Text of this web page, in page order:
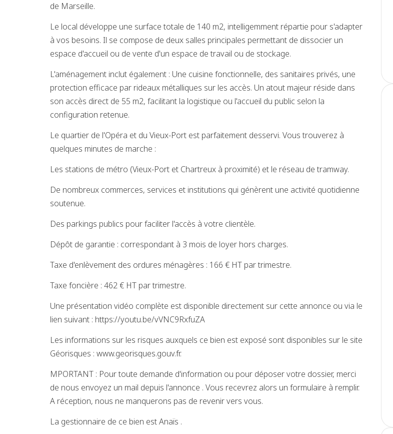
de Marseille.
Le local développe une surface totale de 140 m2, intelligemment répartie pour s'adapter
à vos besoins. Il se compose de deux salles principales permettant de dissocier un
espace d'accueil ou de vente d'un espace de travail ou de stockage.
L'aménagement inclut également : Une cuisine fonctionnelle, des sanitaires privés, une
protection efficace par rideaux métalliques sur les accès. Un atout majeur réside dans
son accès direct de 55 m2, facilitant la logistique ou l'accueil du public selon la
configuration retenue.
Le quartier de l'Opéra et du Vieux-Port est parfaitement desservi. Vous trouverez à
quelques minutes de marche :
Les stations de métro (Vieux-Port et Chartreux à proximité) et le réseau de tramway.
De nombreux commerces, services et institutions qui génèrent une activité quotidienne
soutenue.
Des parkings publics pour faciliter l'accès à votre clientèle.
Dépôt de garantie : correspondant à 3 mois de loyer hors charges.
Taxe d'enlèvement des ordures ménagères : 166 € HT par trimestre.
Taxe foncière : 462 € HT par trimestre.
Une présentation vidéo complète est disponible directement sur cette annonce ou via le
lien suivant : https://youtu.be/vVNC9RxfuZA
Les informations sur les risques auxquels ce bien est exposé sont disponibles sur le site
Géorisques : www.georisques.gouv.fr.
MPORTANT : Pour toute demande d'information ou pour déposer votre dossier, merci
de nous envoyez un mail depuis l'annonce . Vous recevrez alors un formulaire à remplir.
A réception, nous ne manquerons pas de revenir vers vous.
La gestionnaire de ce bien est Anaïs .